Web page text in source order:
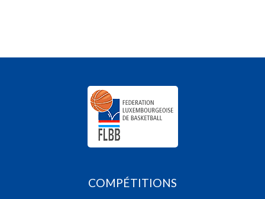
COMPÉTITIONS